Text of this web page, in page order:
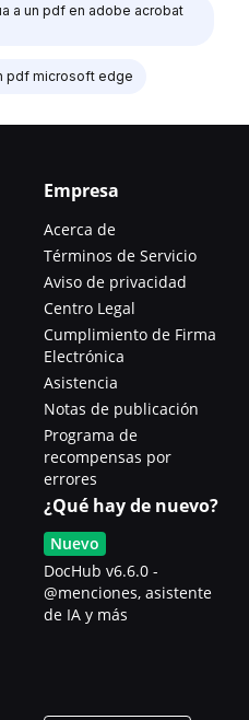
a un pdf en adobe acrobat
pdf microsoft edge
Empresa
Acerca de
Términos de Servicio
Aviso de privacidad
Centro Legal
Cumplimiento de Firma
Electrónica
Asistencia
Notas de publicación
Programa de
recompensas por
errores
¿Qué hay de nuevo?
Nuevo
DocHub v6.6.0 -
@menciones, asistente
de IA y más